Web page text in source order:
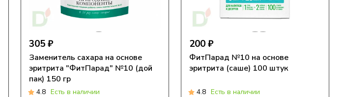
305 ₽
Заменитель сахара на основе
эритрита "ФитПарад" №10 (дой
пак) 150 гр
4.8 Есть в наличии
200 ₽
ФитПарад №10 на основе
эритрита (саше) 100 штук
4.8 Есть в наличии